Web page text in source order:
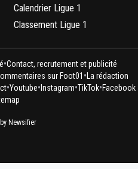
Calendrier Ligue 1
Classement Ligue 1
•Contact, recrutement et publicité
sur Foot01 • La rédaction
•Youtube• Instagram•TikTok•Facebook
Newsifier